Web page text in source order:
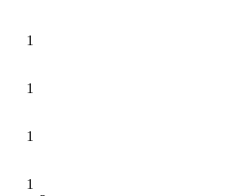
1
1
1
1